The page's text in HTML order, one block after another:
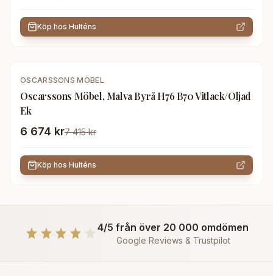
Köp hos Hulténs
-10%
OSCARSSONS MÖBEL
Oscarssons Möbel, Malva Byrå H76 B70 Vitlack/Oljad
Ek
6 674 kr7 415 kr
Köp hos Hulténs
4/5 från över 20 000 omdömen
Google Reviews & Trustpilot